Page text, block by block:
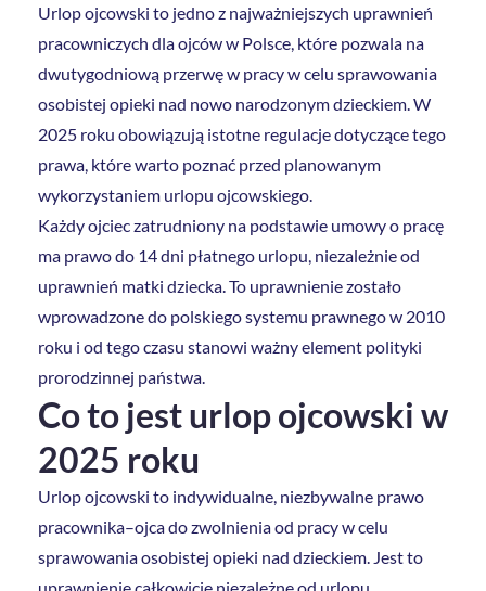
Urlop ojcowski to jedno z najważniejszych uprawnień
pracowniczych dla ojców w Polsce, które pozwala na
dwutygodniową przerwę w pracy w celu sprawowania
osobistej opieki nad nowo narodzonym dzieckiem. W
2025 roku obowiązują istotne regulacje dotyczące tego
prawa, które warto poznać przed planowanym
wykorzystaniem urlopu ojcowskiego.
Każdy ojciec zatrudniony na podstawie umowy o pracę
ma prawo do 14 dni płatnego urlopu, niezależnie od
uprawnień matki dziecka. To uprawnienie zostało
wprowadzone do polskiego systemu prawnego w 2010
roku i od tego czasu stanowi ważny element polityki
prorodzinnej państwa.
Co to jest urlop ojcowski w
2025 roku
Urlop ojcowski to indywidualne, niezbywalne prawo
pracownika–ojca do zwolnienia od pracy w celu
sprawowania osobistej opieki nad dzieckiem. Jest to